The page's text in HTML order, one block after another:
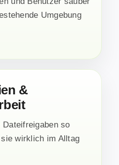
Umgebung
&
so
wirklich im Alltag